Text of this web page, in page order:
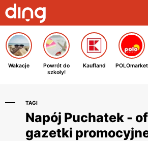
Wakacje
Powrót do
szkoły!
Kaufland POLOmarket
TAGI
Napój Puchatek -
gazetki